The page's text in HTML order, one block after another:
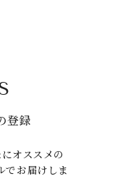
登録
オススメの
でお届けしま